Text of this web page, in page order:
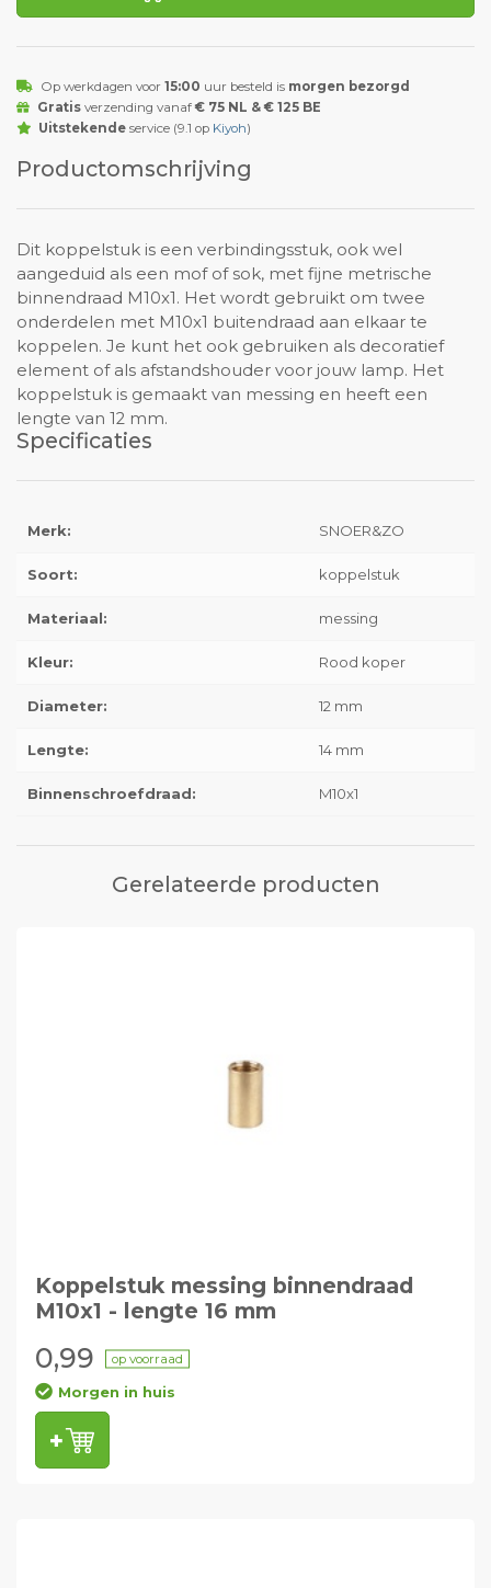
Op werkdagen voor 15:00 uur besteld is morgen bezorgd
Gratisverzending vanaf € 75 NL & € 125 BE
Uitstekendeservice (9.1 op Kiyoh)
Productomschrijving
Dit koppelstuk is een verbindingsstuk, ook wel
aangeduid als een mof of sok, met fijne metrische
binnendraad M10x1. Het wordt gebruikt om twee
onderdelen met M10x1 buitendraad aan elkaar te
koppelen. Je kunt het ook gebruiken als decoratief
element of als afstandshouder voor jouw lamp. Het
koppelstuk is gemaakt van messing en heeft een
lengte van 12 mm.
Specificaties
Merk: SNOER&ZO
Soort: koppelstuk
Materiaal: messing
Kleur: Rood koper
Diameter: 12 mm
Lengte: 14 mm
Binnenschroefdraad: M10x1
Gerelateerde producten
Koppelstuk messing binnendraad
M10x1 - lengte 16 mm
0,99 op voorraad
Morgen in huis